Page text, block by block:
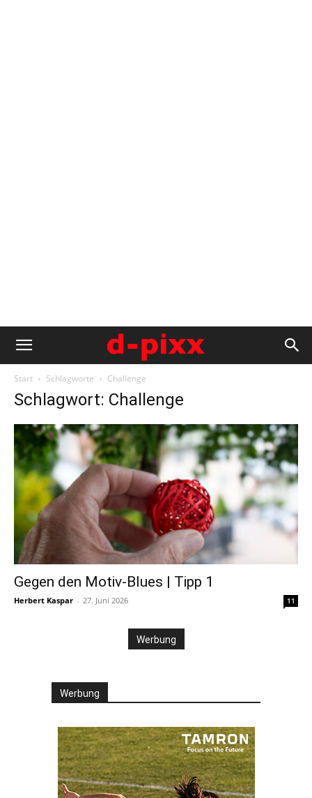
Start Schlagworte Challenge
Schlagwort: Challenge
Gegen den Motiv-Blues | Tipp 1
Herbert Kaspar - 27. Juni 2026 11
Werbung
Werbung